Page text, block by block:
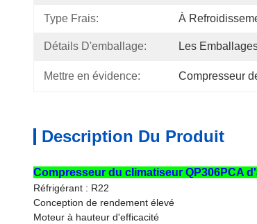
Type Frais: À
Détails D'emballage: Les
Mettre en évidence: Compresseur
Description Du Produit
Compresseur du climatiseur QP306PCA
Réfrigérant : R22
Conception de rendement élevé
Moteur à hauteur d'efficacité